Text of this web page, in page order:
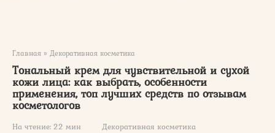
Главная » Декоративная косметика
Тональный крем для чувствительной и сухой
кожи лица: как выбрать, особенности
применения, топ лучших средств по отзывам
косметологов
На чтение: 22 мин Декоративная косметика